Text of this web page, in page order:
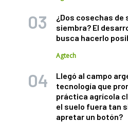
¿Dos cosechas de
siembra? El
busca hacerlo
Agtech
Llegó al campo
tecnología que
práctica agrícola
el suelo fuera tan
apretar un botón?